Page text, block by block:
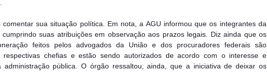
comentar sua situação política. Em nota, a AGU informou que os integrantes da
cumprindo suas atribuições em observação aos prazos legais. Diz ainda que os
feitos pelos advogados da União e dos procuradores federais são
respectivas chefias e estão sendo autorizados de acordo com o interesse e
administração pública. O órgão ressaltou, ainda, que a iniciativa de deixar os